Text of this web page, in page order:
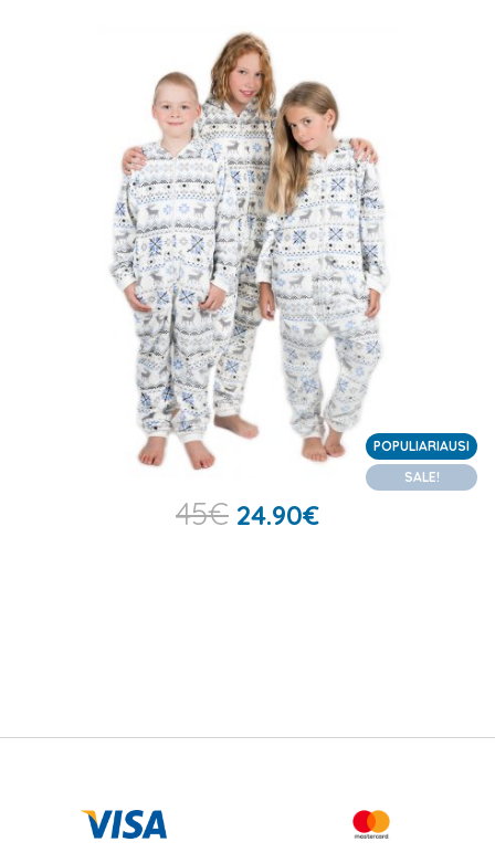
POPULIARIAUSI
SALE!
45€ 24.90€